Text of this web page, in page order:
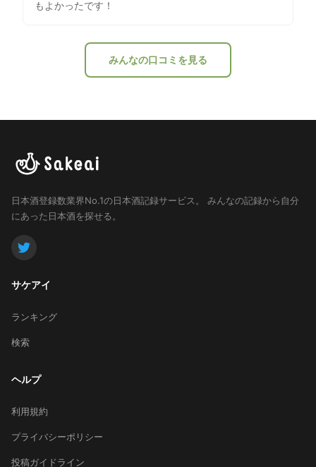
もよかったです！
みんなの口コミを見る
日本酒登録数業界No.1の日本酒記録サービス。
みんなの記録から自分
にあった日本酒を探せる。
サケアイ
ランキング
検索
ヘルプ
利用規約
プライバシーポリシー
投稿ガイドライン